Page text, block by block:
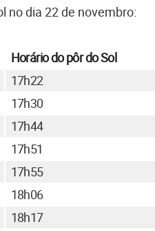
no dia 22 de novembro:
Horário do pôr do Sol
17h22
17h30
17h44
17h51
17h55
18h06
18h17